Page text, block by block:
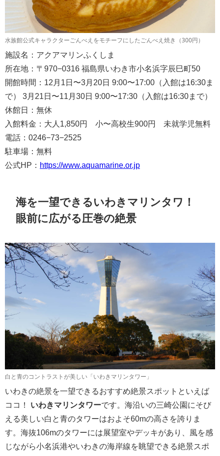
水族館公式キャラクターごんべえをモチーフにしたごんべえ焼き（300円）
施設名：アクアマリンふくしま
所在地：〒970−0316 福島県いわき市小名浜字辰巳町50
開館時間：12月1日〜3月20日 9:00〜17:00（入館は16:30ま
で） 3月21日〜11月30日 9:00〜17:30（入館は16:30まで）
休館日：無休
入館料金：大人1,850円 小〜高校生900円 未就学児無料
電話：0246−73−2525
駐車場：無料
公式HP： https://www.aquamarine.or.jp
海を一望できるいわきマリンタワ！
眼前に広がる圧巻の絶景
白と青のコントラストが美しい「いわきマリンタワー」
いわきの絶景を一望できるおすすめ絶景スポットといえば
ココ！
いわきマリンタワーです。海沿いの三崎公園にそび
える美しい白と青のタワーはおよそ60mの高さを誇りま
す。海抜106mのタワーには展望室やデッキがあり、風を感
じながら小名浜港やいわきの海岸線を眺望できる絶景スポ